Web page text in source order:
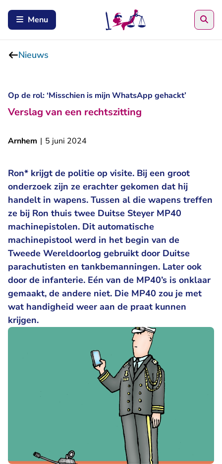
Menu
Nieuws
Op de rol: ‘Misschien is mijn WhatsApp gehackt’
Verslag van een rechtszitting
Arnhem | 5 juni 2024
Ron* krijgt de politie op visite. Bij een groot
onderzoek zijn ze erachter gekomen dat hij
handelt in wapens. Tussen al die wapens treffen
ze bij Ron thuis twee Duitse Steyer MP40
machinepistolen. Dit automatische
machinepistool werd in het begin van de
Tweede Wereldoorlog gebruikt door Duitse
parachutisten en tankbemanningen. Later ook
door de infanterie. Eén van de MP40’s is onklaar
gemaakt, de andere niet. Die MP40 zou je met
wat handigheid weer aan de praat kunnen
krijgen.